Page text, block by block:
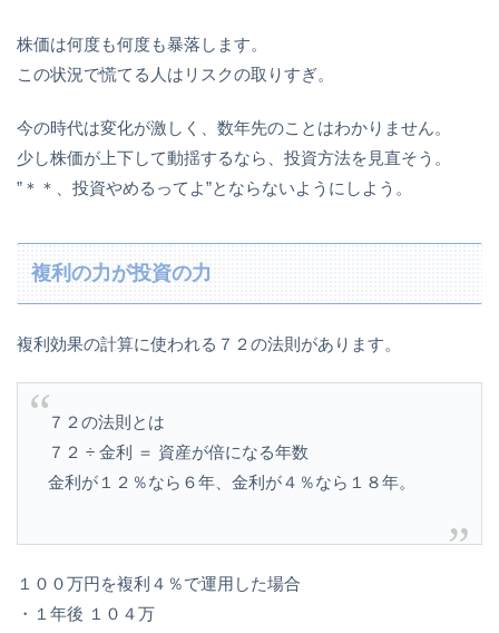
株価は何度も何度も暴落します。
この状況で慌てる人はリスクの取りすぎ。
今の時代は変化が激しく、数年先のことはわかりません。
少し株価が上下して動揺するなら、投資方法を見直そう。
”＊＊、投資やめるってよ”とならないようにしよう。
複利の力が投資の力
複利効果の計算に使われる７２の法則があります。
７２の法則とは
７２ ÷ 金利 ＝ 資産が倍になる年数
金利が１２％なら６年、金利が４％なら１８年。
１００万円を複利４％で運用した場合
・１年後 １０４万